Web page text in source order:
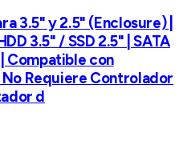
3.5" y 2.5" (Enclosure) |
3.5" / SSD 2.5" | SATA
| Compatible con
No Requiere Controlador
d